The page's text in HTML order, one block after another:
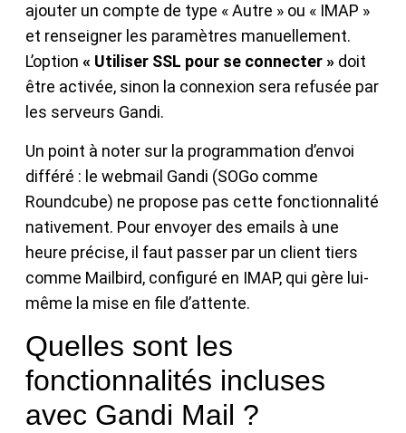
ajouter un compte de type « Autre » ou « IMAP »
et renseigner les paramètres manuellement.
L’option « Utiliser SSL pour se connecter » doit
être activée, sinon la connexion sera refusée par
les serveurs Gandi.
Un point à noter sur la programmation d’envoi
différé : le webmail Gandi (SOGo comme
Roundcube) ne propose pas cette fonctionnalité
nativement. Pour envoyer des emails à une
heure précise, il faut passer par un client tiers
comme Mailbird, configuré en IMAP, qui gère lui-
même la mise en file d’attente.
Quelles sont les
fonctionnalités incluses
avec Gandi Mail ?